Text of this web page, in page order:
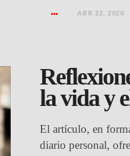
ABR 22, 2020
la vida y
El artículo, en
diario personal,